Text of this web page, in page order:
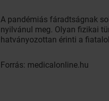
A pandémiás fáradtságnak
nyilvánul meg. Olyan fizikai
hatványozottan érinti a
Forrás: medicalonline.hu